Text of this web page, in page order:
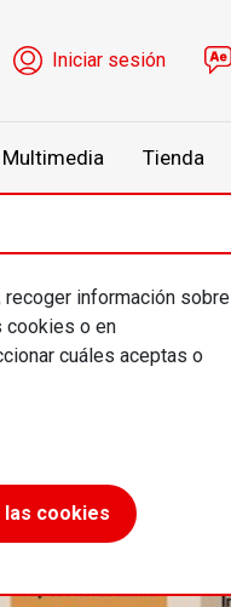
de cuenta de
Iniciar sesión
Multimedia Tienda
información
cookies o en
cuáles aceptas o
cookies